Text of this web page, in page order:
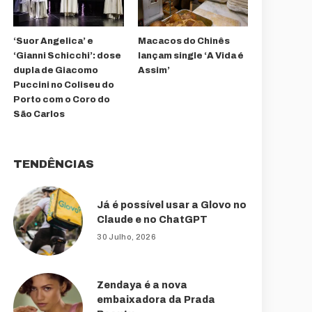
‘Suor Angelica’ e
‘Gianni Schicchi’: dose
dupla de Giacomo
Puccini no Coliseu do
Porto com o Coro do
São Carlos
Macacos do Chinês
lançam single ‘A Vida é
Assim’
TENDÊNCIAS
Já é possível usar a Glovo no
Claude e no ChatGPT
30 Julho, 2026
Zendaya é a nova
embaixadora da Prada